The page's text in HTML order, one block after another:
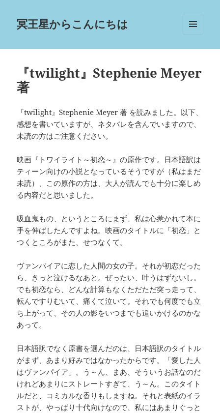
冥王星からこんにちは
ーとウ
『twilight』Stephenie Meyer
著
『twilight』Stephenie Meyer 著 を読みました。以下、
感想を書いていますが、ネタバレを含んでいますので、
未読の方はご注意ください。
映画『トワイライト～初恋～』の原作です。日本語訳は
ティーン向けの小説となっているそうですが（私はまだ
未読）、この原作の方は、大人が読んでも十分に楽しめ
る内容だと思いました。
吸血鬼もの、というところにまず、私は心惹かれて本に
手を伸ばしたんですよね。映画のタイトルに「初恋」と
つくところがまた、せつなくて。
ヴァンパイアに恋した人間の女の子。それが初恋だった
ら、きっと泣けるなあと。ぜったい、叶うはずないし。
でも初恋なら、どんな計算もなくただただ突っ走って、
転んですりむいて、痛くて泣いて。それでも何度でも立
ち上がって、その人の影をいつまでも追いかけるのかな
あって。
日本語訳でなく原書を選んだのは、日本語訳のタイトル
がまず、あまり好みではなかったからです。「愛した人
はヴァンパイア」。う～ん、まあ、そういうお話なのだ
けれどあまりにストレートすぎて、う～ん。このタイト
ルだと、コミカルな香りもしますね。それと表紙のイラ
ストが、やっぱり十代向けなので、私にはあまりぐっと